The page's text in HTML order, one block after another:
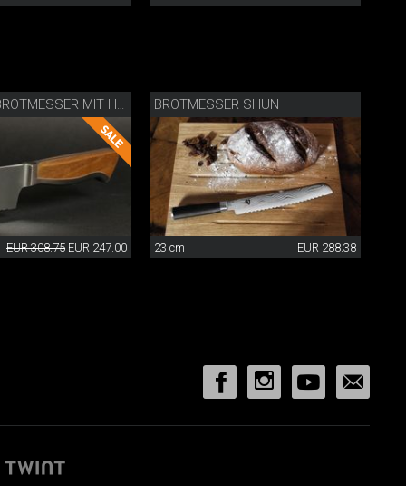
CAMINADA BROTMESSER MIT HOLZSCHEIDE
EUR 308.75 EUR 247.00
BROTMESSER SHUN
23 cm EUR 288.38